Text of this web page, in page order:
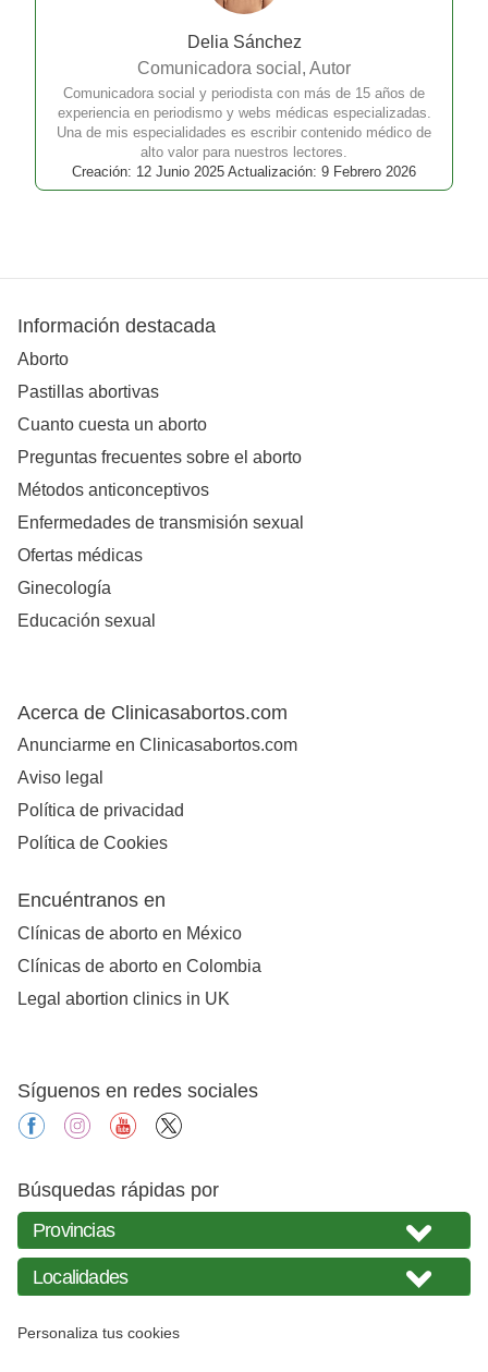
Delia Sánchez
Comunicadora social, Autor
Comunicadora social y periodista con más de 15 años de
experiencia en periodismo y webs médicas especializadas.
Una de mis especialidades es escribir contenido médico de
alto valor para nuestros lectores.
Creación: 12 Junio 2025 Actualización: 9 Febrero 2026
Información destacada
Aborto
Pastillas abortivas
Cuanto cuesta un aborto
Preguntas frecuentes sobre el aborto
Métodos anticonceptivos
Enfermedades de transmisión sexual
Ofertas médicas
Ginecología
Educación sexual
Acerca de Clinicasabortos.com
Anunciarme en Clinicasabortos.com
Aviso legal
Política de privacidad
Política de Cookies
Encuéntranos en
Clínicas de aborto en México
Clínicas de aborto en Colombia
Legal abortion clinics in UK
Síguenos en redes sociales
facebookinstagramyoutube
Búsquedas rápidas por
Personaliza tus cookies